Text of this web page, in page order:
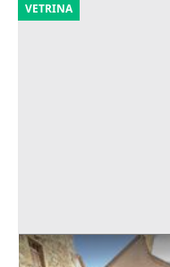
VETRINA
Autocarro Fiat Doblò